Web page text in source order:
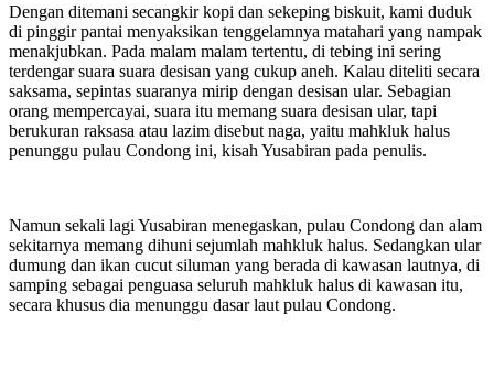
Dengan ditemani secangkir kopi dan sekeping biskuit, kami duduk
di pinggir pantai menyaksikan tenggelamnya matahari yang nampak
menakjubkan. Pada malam malam tertentu, di tebing ini sering
terdengar suara suara desisan yang cukup aneh. Kalau diteliti secara
saksama, sepintas suaranya mirip dengan desisan ular. Sebagian
orang mempercayai, suara itu memang suara desisan ular, tapi
berukuran raksasa atau lazim disebut naga, yaitu mahkluk halus
penunggu pulau Condong ini, kisah Yusabiran pada penulis.
Namun sekali lagi Yusabiran menegaskan, pulau Condong dan alam
sekitarnya memang dihuni sejumlah mahkluk halus. Sedangkan ular
dumung dan ikan cucut siluman yang berada di kawasan lautnya, di
samping sebagai penguasa seluruh mahkluk halus di kawasan itu,
secara khusus dia menunggu dasar laut pulau Condong.